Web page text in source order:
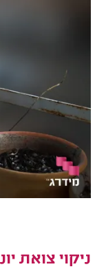
ניקוי צואת